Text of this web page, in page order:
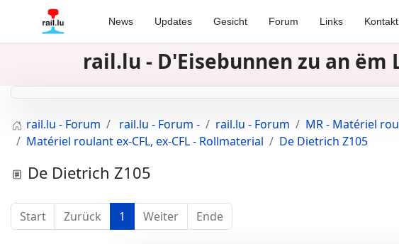
News Updates Gesicht Forum Links Kontakt
rail.lu - D'Eisebunnen zu an ëm
rail.lu - Forum rail.lu - Forum - rail.lu - Forum
MR - Matériel
Matériel roulant ex-CFL, ex-CFL - Rollmaterial
De Dietrich Z105
De Dietrich Z105
Start Zurück 1 Weiter Ende